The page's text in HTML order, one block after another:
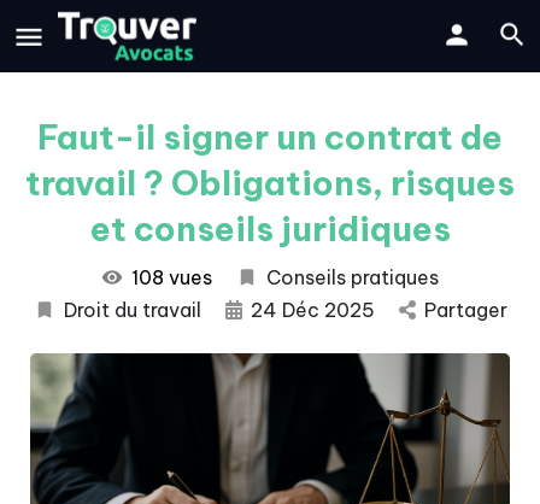
Faut-il signer un contrat de
travail ? Obligations, risques
et conseils juridiques
108 vues
Conseils pratiques
Droit du travail
24 Déc 2025 Partager